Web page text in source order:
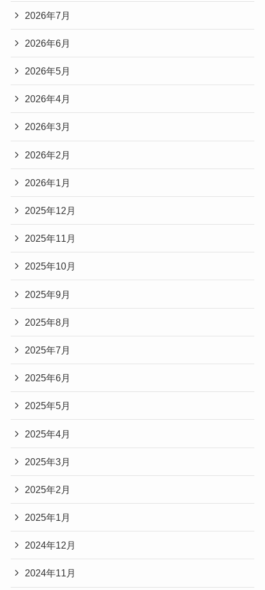
2026年7月
2026年6月
2026年5月
2026年4月
2026年3月
2026年2月
2026年1月
2025年12月
2025年11月
2025年10月
2025年9月
2025年8月
2025年7月
2025年6月
2025年5月
2025年4月
2025年3月
2025年2月
2025年1月
2024年12月
2024年11月